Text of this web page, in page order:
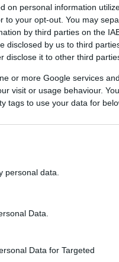
on personal information
to your opt-out. You may
by third parties on the
disclosed by us to third
disclose it to other third
or more Google services
visit or usage behaviour.
tags to use your data for
personal data.
Data.
Data for Targeted